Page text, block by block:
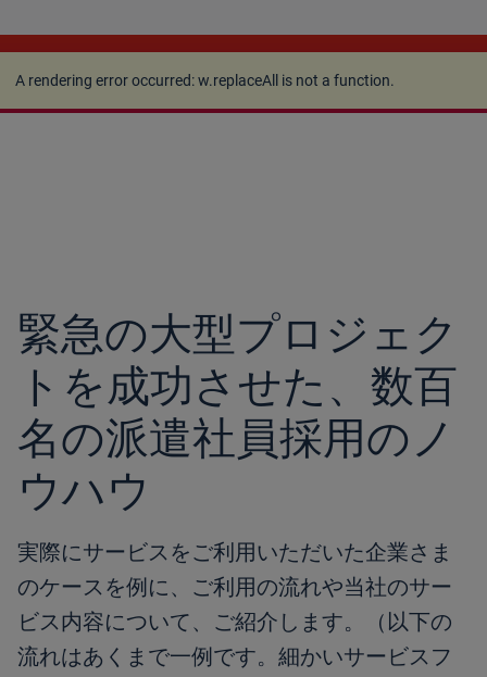
A rendering error occurred:w.replaceAll is not a
function.
A rendering error occurred:w.replaceAll is not a function.
緊急の大型プロジェク
トを成功させた、数百
名の派遣社員採用のノ
ウハウ
実際にサービスをご利用いただいた企業さま
のケースを例に、ご利用の流れや当社のサー
ビス内容について、ご紹介します。（以下の
流れはあくまで一例です。細かいサービスフ